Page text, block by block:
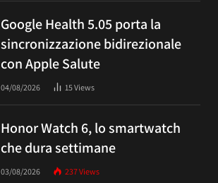
Google Health 5.05 porta la
sincronizzazione bidirezionale
con Apple Salute
04/08/2026 15Views
Honor Watch 6, lo smartwatch
che dura settimane
03/08/2026 237Views